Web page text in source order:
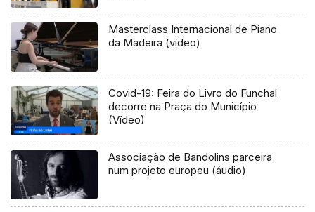
Masterclass Internacional de Piano
da Madeira (vídeo)
Covid-19: Feira do Livro do Funchal
decorre na Praça do Município
(Vídeo)
Associação de Bandolins parceira
num projeto europeu (áudio)